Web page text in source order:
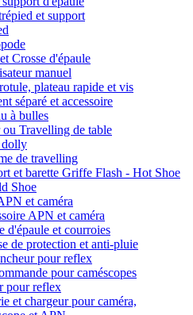
et support
Crosse d'épaule
manuel
plateau rapide et vis
séparé et accessoire
à bulles
ou Travelling de table
dolly
de travelling
et barette Griffe Flash - Hot Shoe
Shoe
et caméra
APN et caméra
d'épaule et courroies
de protection et anti-pluie
pour reflex
pour caméscopes
pour reflex
et chargeur pour caméra,